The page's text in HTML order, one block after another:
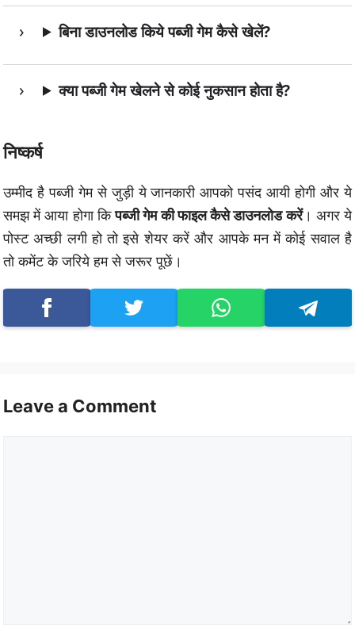
बिना डाउनलोड किये पब्जी गेम कैसे खेलें?
क्या पब्जी गेम खेलने से कोई नुकसान होता है?
निष्कर्ष
उम्मीद है पब्जी गेम से जुड़ी ये जानकारी आपको पसंद आयी होगी और ये
समझ में आया होगा किपब्जी गेम की फाइल कैसे डाउनलोड करें। अगर ये
पोस्ट अच्छी लगी हो तो इसे शेयर करें और आपके मन में कोई सवाल है
तो कमेंट के जरिये हम से जरूर पूछें।
Leave a Comment